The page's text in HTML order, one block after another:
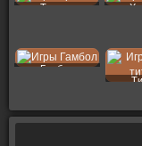
Тролли
Гамбол